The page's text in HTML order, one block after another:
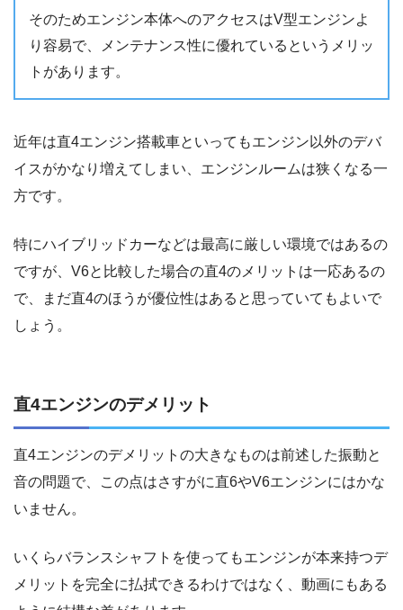
そのためエンジン本体へのアクセスはV型エンジンよ
り容易で、メンテナンス性に優れているというメリッ
トがあります。
近年は直4エンジン搭載車といってもエンジン以外のデバ
イスがかなり増えてしまい、エンジンルームは狭くなる一
方です。
特にハイブリッドカーなどは最高に厳しい環境ではあるの
ですが、V6と比較した場合の直4のメリットは一応あるの
で、まだ直4のほうが優位性はあると思っていてもよいで
しょう。
直4エンジンのデメリット
直4エンジンのデメリットの大きなものは前述した振動と
音の問題で、この点はさすがに直6やV6エンジンにはかな
いません。
いくらバランスシャフトを使ってもエンジンが本来持つデ
メリットを完全に払拭できるわけではなく、動画にもある